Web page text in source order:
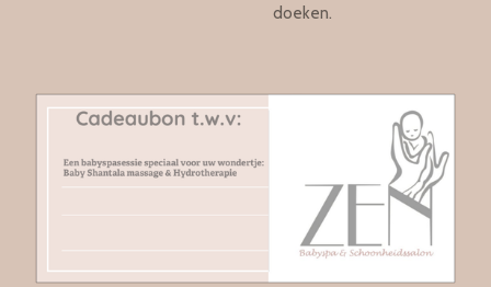
doeken.